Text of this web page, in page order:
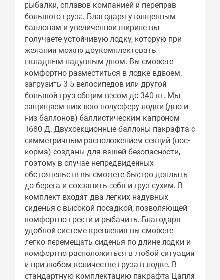
рыбалки, сплавов компанией и переправ
большого груза. Благодаря утолщенным
баллонам и увеличенной ширине вы
получаете устойчивую лодку, которую при
желании можно доукомплектовать
вкладным надувным дном. Вы сможете
комфортно разместиться в лодке вдвоем,
загрузить 3-5 велосипедов или другой
большой груз общим весом до 340 кг. Мы
защищаем нижнюю полусферу лодки (дно и
низ баллонов) баллистическим капроном
1680 Д. Двухсекционные баллоны пакрафта с
симметричным расположением секций (нос-
корма) созданы для вашей безопасности,
поэтому в случае непредвиденных
обстоятельств вы сможете быстро доплыть
до берега и сохранить себя и груз сухим. В
комплект входят два легких надувных
сиденья с высокой посадкой, позволяющей
комфортно грести и рыбачить. Благодаря
удобной системе крепления вы сможете
легко перемещать сиденья по длине лодки и
комфортно расположиться в любой ситуации
и при любом количестве груза в лодке. В
стандартную комплектацию пакрафта Цапля